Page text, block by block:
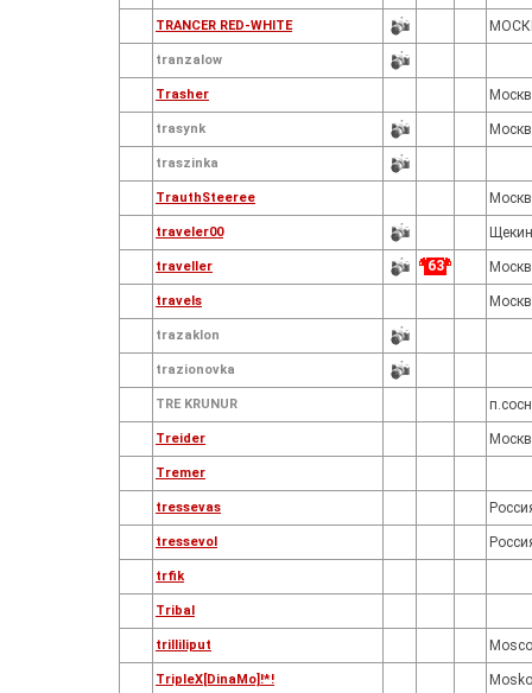
TRANCER RED-WHITE
tranzalow
Trasher
trasynk
traszinka
TrauthSteeree
traveler00
traveller 63
travels
trazaklon
trazionovka
TRE KRUNUR
Treider
Tremer
tressevas
tressevol
trfik
Tribal
trilliliput
TripleX[DinaMo]!*!